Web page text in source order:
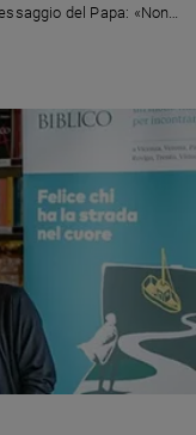
del Papa: «Non
e fiducia nel nostro